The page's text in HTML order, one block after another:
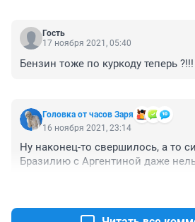
выборы не ходит и все стерпим, а
протестует, можно легко
на Навальном и его организации.
в торговые центры даже нельзя
новых штаммов, чтобы ещё
нужна вакцинация.
Ну винить тут нам нужно только
этим людям прийти к власти и
беспредел.
Больше половины из тех кто
выбрали. Урок на будущее.
Гость
17 ноября 2021, 05:40
Бензин тоже по куркоду теперь ?!!!
Головка от часов Заря
16 ноября 2021, 23:14
Ну наконец-то свершилось, а то
Бразилию с Аргентиной даже